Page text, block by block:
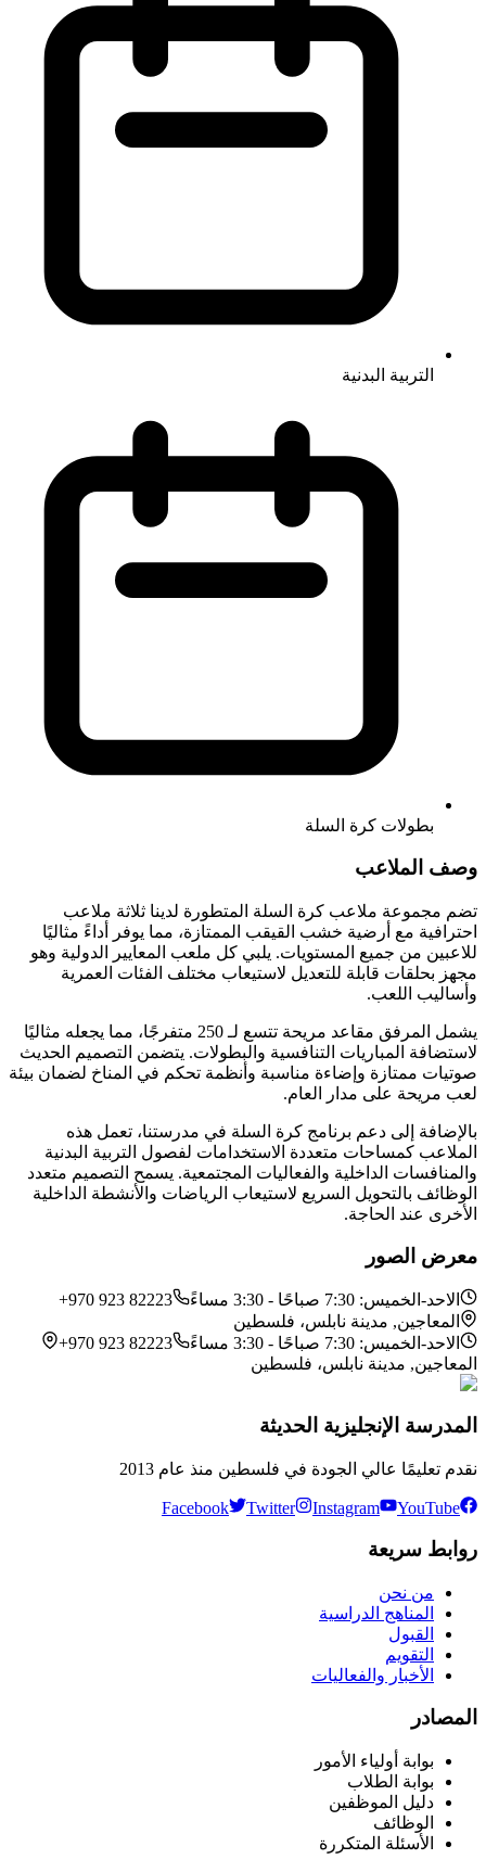
التربية البدنية
بطولات كرة السلة
وصف الملاعب
تضم مجموعة ملاعب كرة السلة المتطورة لدينا ثلاثة ملاعب
احترافية مع أرضية خشب القيقب الممتازة، مما يوفر أداءً مثاليًا
للاعبين من جميع المستويات. يلبي كل ملعب المعايير الدولية وهو
مجهز بحلقات قابلة للتعديل لاستيعاب مختلف الفئات العمرية
وأساليب اللعب.
يشمل المرفق مقاعد مريحة تتسع لـ 250 متفرجًا، مما يجعله مثاليًا
لاستضافة المباريات التنافسية والبطولات. يتضمن التصميم الحديث
صوتيات ممتازة وإضاءة مناسبة وأنظمة تحكم في المناخ لضمان بيئة
لعب مريحة على مدار العام.
بالإضافة إلى دعم برنامج كرة السلة في مدرستنا، تعمل هذه
الملاعب كمساحات متعددة الاستخدامات لفصول التربية البدنية
والمنافسات الداخلية والفعاليات المجتمعية. يسمح التصميم متعدد
الوظائف بالتحويل السريع لاستيعاب الرياضات والأنشطة الداخلية
الأخرى عند الحاجة.
معرض الصور
الاحد-الخميس: 7:30 صباحًا - 3:30 مساءً
+970 923 82223
المعاجين, مدينة نابلس، فلسطين
الاحد-الخميس: 7:30 صباحًا - 3:30 مساءً
+970 923 82223
المعاجين, مدينة نابلس، فلسطين
المدرسة الإنجليزية الحديثة
نقدم تعليمًا عالي الجودة في فلسطين منذ عام 2013
Facebook Twitter Instagram YouTube
روابط سريعة
من نحن
المناهج الدراسية
القبول
التقويم
الأخبار والفعاليات
المصادر
بوابة أولياء الأمور
بوابة الطلاب
دليل الموظفين
الوظائف
الأسئلة المتكررة